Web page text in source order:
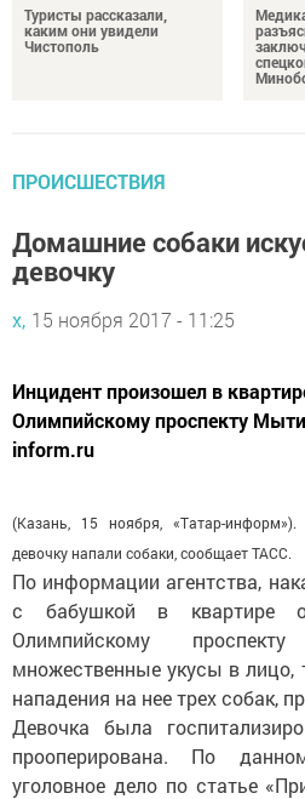
Туристы рассказали,
каким они увидели
Чистополь
ПРОИСШЕСТВИЯ
Домашние собаки
девочку
х, 15 ноября 2017 - 11:25
Инцидент произошел в
Олимпийскому проспекту
inform.ru
(Казань, 15 ноября, «Татар-
девочку напали собаки, сообщает ТАСС.
По информации агентства,
с бабушкой в квартире
Олимпийскому
множественные укусы в лицо,
нападения на нее трех собак,
Девочка была
прооперирована. По
уголовное дело по статье